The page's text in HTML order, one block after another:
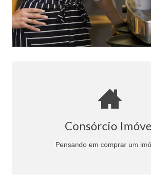
Consórcio
Pensando em comprar um
Saia do aluguel, quite seu imóvel,
patrimônio!
QUERO SABER MAIS